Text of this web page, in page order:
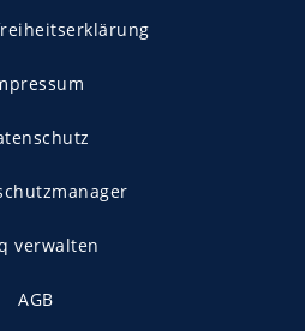
verwalten
AGB